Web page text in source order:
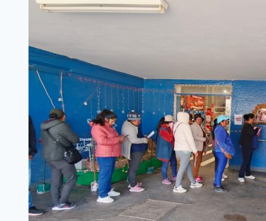
dE
LA
QUIACA
SE
PROYECTARÁ
EN
CINE